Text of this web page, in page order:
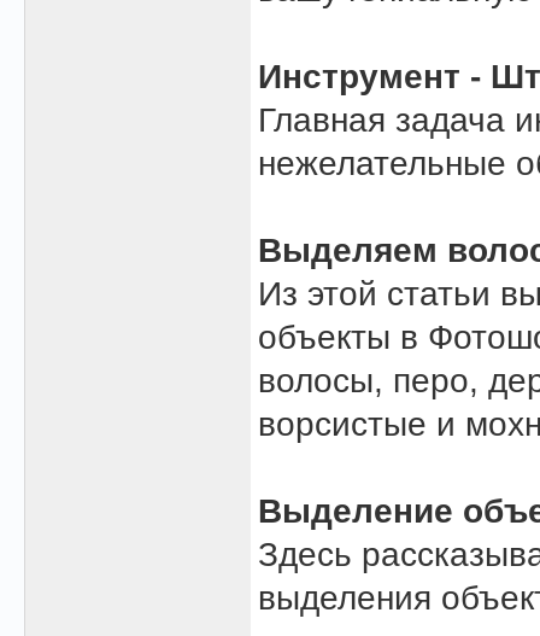
Инструмент -
Главная задача
нежелательные
Выделяем
Из этой статьи
объекты в
волосы, перо,
ворсистые и
Выделение
Здесь
выделения